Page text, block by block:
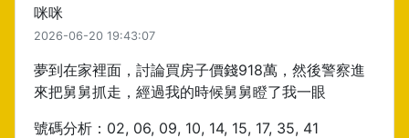
咪咪
2026-06-20 19:43:07
夢到在家裡面，討論買房子價錢918萬，然後警察進
來把舅舅抓走，經過我的時候舅舅瞪了我一眼
號碼分析：02, 06, 09, 10, 14, 15, 17, 35, 41